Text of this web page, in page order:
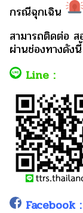
กรณีฉุกเฉิน
สามารถติดต่อ
ผ่านช่องทางดังนี้
Line :
Facebook :